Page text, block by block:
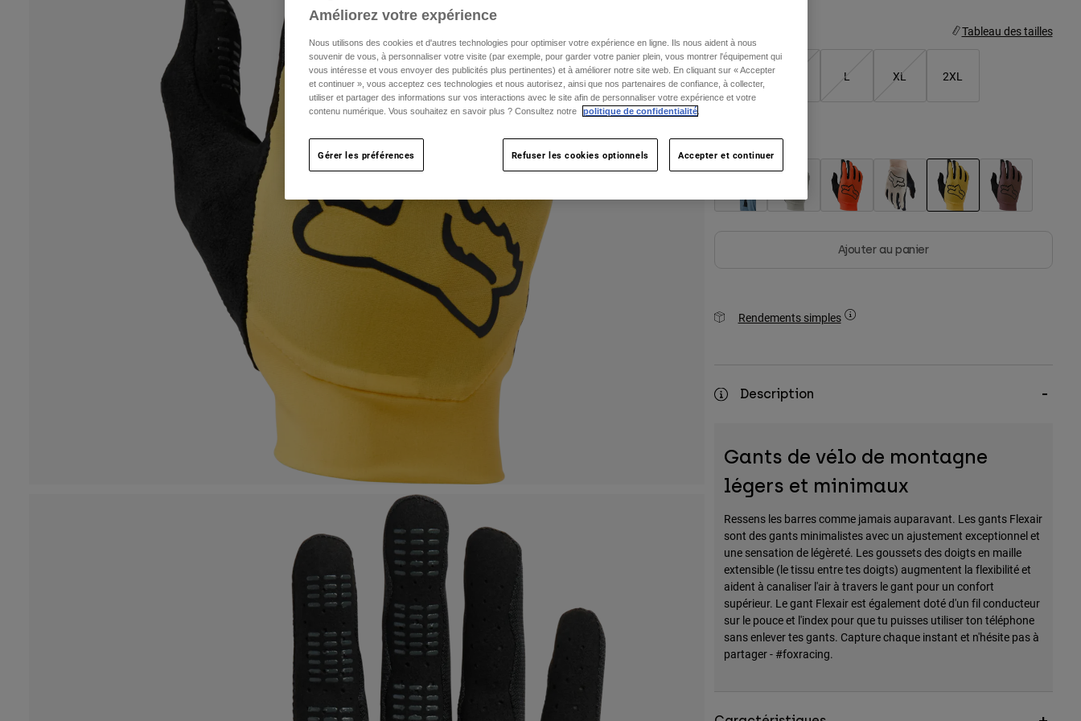
Tableau des tailles
S L XL 2XL
Color -Jaune poire
Ajouter au panier
Rendements simples
Description
Gants de vélo de montagne
légers et minimaux
Ressens les barres comme jamais auparavant. Les gants Flexair
sont des gants minimalistes avec un ajustement exceptionnel et
une sensation de légèreté. Les goussets des doigts en maille
extensible (le tissu entre tes doigts) augmentent la flexibilité et
aident à canaliser l'air à travers le gant pour un confort
supérieur. Le gant Flexair est également doté d'un fil conducteur
sur le pouce et l'index pour que tu puisses utiliser ton téléphone
sans enlever tes gants. Capture chaque instant et n'hésite pas à
partager - #foxracing.
Améliorez votre expérience
Nous utilisons des cookies et d'autres technologies pour optimiser votre expérience en ligne. Ils nous aident à nous
souvenir de vous, à personnaliser votre visite (par exemple, pour garder votre panier plein, vous montrer l'équipement qui
vous intéresse et vous envoyer des publicités plus pertinentes) et à améliorer notre site web. En cliquant sur « Accepter
et continuer », vous acceptez ces technologies et nous autorisez, ainsi que nos partenaires de confiance, à collecter,
utiliser et partager des informations sur vos interactions avec le site afin de personnaliser votre expérience et votre
contenu numérique. Vous souhaitez en savoir plus ? Consultez notre
politique de confidentialité
Gérer les préférences Refuser les cookies optionnels Accepter et continuer